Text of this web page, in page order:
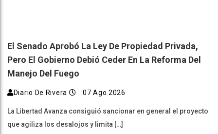
El Senado Aprobó La Ley De Propiedad Privada,
Pero El Gobierno Debió Ceder En La Reforma Del
Manejo Del Fuego
Diario De Rivera 07 Ago 2026
La Libertad Avanza consiguió sancionar en general el proyecto
que agiliza los desalojos y limita […]